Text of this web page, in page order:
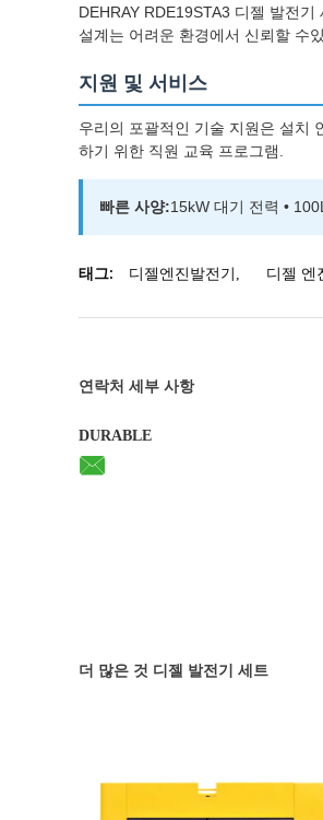
DEHRAY RDE19STA3 디젤 발전
설계는 어려운 환경에서 신뢰할 수
지원 및 서비스
우리의 포괄적인 기술 지원은 설치
하기 위한 직원 교육 프로그램.
빠른 사양:15kW 대기 전력 •
태그: 디젤엔진발전기 , 디젤 엔
연락처 세부 사항
DURABLE
더 많은 것 디젤 발전기 세트